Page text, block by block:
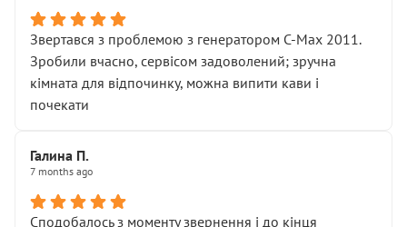
Звертався з проблемою з генератором C-Max 2011.
Зробили вчасно, сервісом задоволений; зручна
кімната для відпочинку, можна випити кави і
почекати
Галина П.
7 months ago
Сподобалось з моменту звернення і до кінця